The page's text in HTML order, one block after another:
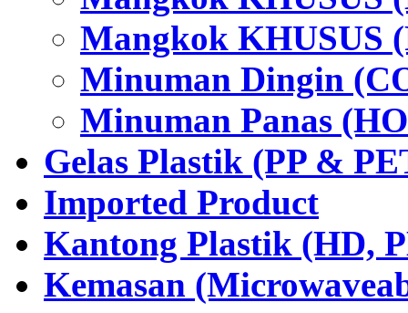
Mangkok KHUSUS
Minuman Dingin
Minuman Panas
Gelas Plastik (PP &
Imported Product
Kantong Plastik (HD,
Kemasan